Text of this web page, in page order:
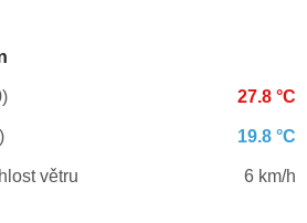
27.8 °C
19.8 °C
větru
6 km/h